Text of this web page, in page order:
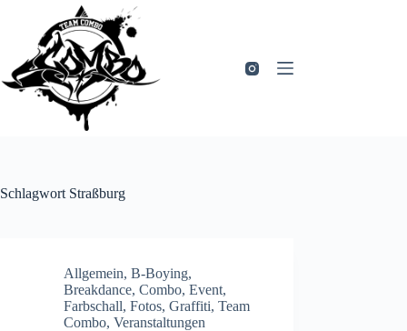
springen
Schlagwort Straßburg
Allgemein, B-Boying,
Breakdance, Combo, Event,
Farbschall, Fotos, Graffiti, Team
Combo, Veranstaltungen